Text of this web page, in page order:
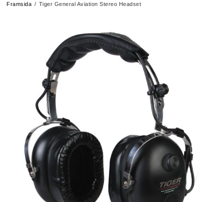
Framsida / Tiger General Aviation Stereo Headset